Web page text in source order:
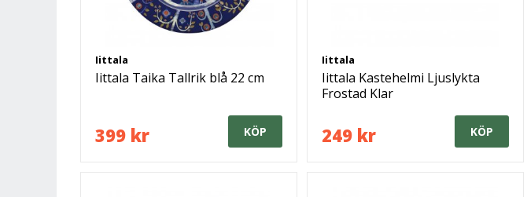
Iittala
Iittala Taika Tallrik blå 22 cm
399 kr KÖP
Iittala
Iittala Kastehelmi Ljuslykta
Frostad Klar
249 kr KÖP